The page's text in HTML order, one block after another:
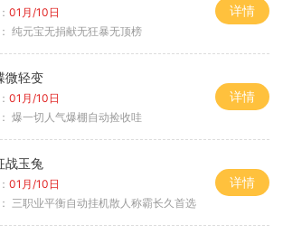
01月/10日
纯元宝无捐献无狂暴无顶榜
详情
微轻变
01月/10日
爆一切人气爆棚自动捡收哇
详情
战玉兔
01月/10日
三职业平衡自动挂机散人称霸长久首选
详情